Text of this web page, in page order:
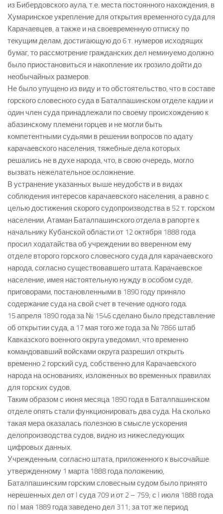
из Бибердовского аула, т.е. места постоянного нахождения, в
Хумаринское укрепление для открытия временного суда для
Карачаевцев, а также и на своевременную отписку по
текущим делам, достигающую до 6 т. нумеров исходящих
бумаг, то рассмотрение гражданских дел неминуемо должно
было приостановиться и накопление их грозило дойти до
необычайных размеров.
Не было упущено из виду и то обстоятельство, что в составе
горского словесного суда в Баталпашинском отделе кадии и
один член суда принадлежали по своему происхождению к
абазинскому племени горцев и не могли быть
компетентными судьями в решении вопросов по адату
карачаевского населения, тяжебные дела которых
решались не в духе народа, что, в свою очередь, могло
вызвать нежелательное осложнение.
В устранение указанных выше неудобств и в видах
соблюдения интересов карачаевского населения, а равно с
целью достижения скорого судопроизводства в 52 т. горском
населении, Атаман Баталпашинского отдела в рапорте к
начальнику Кубанской области от 12 октября 1888 года
просил ходатайства об учреждении во вверенном ему
отделе второго горского словесного суда для карачаевского
народа, согласно существовавшего штата. Карачаевское
население, имея настоятельную нужду в особом суде,
приговорами, постановленными в 1890 году приняло
содержание суда на свой счет в течение одного года.
15 апреля 1890 года за № 1546 сделано было представление
об открытии суда, а 17 мая того же года за № 7866 штаб
Кавказского военного округа уведомил, что временно
командовавший войсками округа разрешил открыть
временно 2 горский суд, собственно для Карачаевского
народа на основаниях, изложенных во временных правилах
для горских судов.
Таким образом с июня месяца 1890 года в Баталпашинском
отделе опять стали функционировать два суда. На сколько
такая мера оказалась полезною в смысле ускорения
делопроизводства судов, видно из нижеследующих
цифровых данных.
Учрежденным, согласно штата, приложенного к высочайше
утвержденному 1 марта 1888 года положению,
Баталпашинским горским словесным судом было принято
нерешенных дел от I суда 709 и от 2 – 759; с I июля 1888 года
по I мая 1889 года заведено дел 311; за тот же период